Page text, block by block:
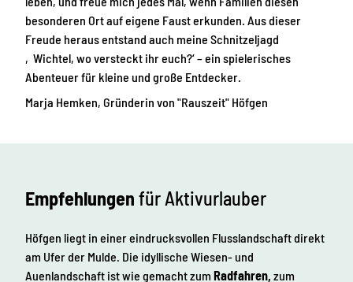
besonderen Ort auf eigene Faust erkunden. Aus dieser
Freude heraus entstand auch meine Schnitzeljagd
‚Wichtel, wo versteckt ihr euch?‘ – ein spielerisches
Abenteuer für kleine und große Entdecker.
Marja Hemken, Gründerin von "Rauszeit" Höfgen
Empfehlungen für Aktivurlauber
Höfgen liegt in einer eindrucksvollen Flusslandschaft direkt
am Ufer der Mulde. Die idyllische Wiesen- und
Auenlandschaft ist wie gemacht zum Radfahren, zum